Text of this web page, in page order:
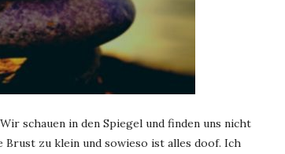
schauen in den Spiegel und finden uns nicht
Brust zu klein und sowieso ist alles doof. Ich